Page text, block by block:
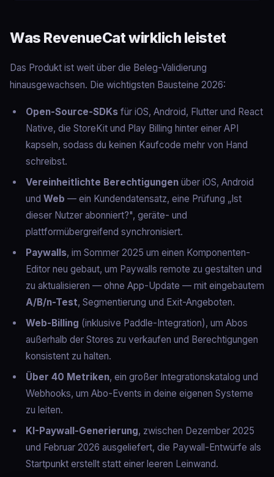
Was RevenueCat wirklich leistet
Das Produkt ist weit über die Beleg-Validierung
hinausgewachsen. Die wichtigsten Bausteine 2026:
Open-Source-SDKs für iOS, Android, Flutter und React
Native, die StoreKit und Play Billing hinter einer API
kapseln, sodass du keinen Kaufcode mehr von Hand
schreibst.
Vereinheitlichte Berechtigungen über iOS, Android
und Web — ein Kundendatensatz, eine Prüfung „Ist
dieser Nutzer abonniert?", geräte- und
plattformübergreifend synchronisiert.
Paywalls, im Sommer 2025 um einen Komponenten-
Editor neu gebaut, um Paywalls remote zu gestalten und
zu aktualisieren — ohne App-Update — mit eingebautem
A/B/n-Test, Segmentierung und Exit-Angeboten.
Web-Billing (inklusive Paddle-Integration), um Abos
außerhalb der Stores zu verkaufen und Berechtigungen
konsistent zu halten.
Über 40 Metriken, ein großer Integrationskatalog und
Webhooks, um Abo-Events in deine eigenen Systeme
zu leiten.
KI-Paywall-Generierung, zwischen Dezember 2025
und Februar 2026 ausgeliefert, die Paywall-Entwürfe als
Startpunkt erstellt statt einer leeren Leinwand.